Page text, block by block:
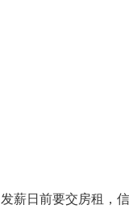
薪日前要交房租，